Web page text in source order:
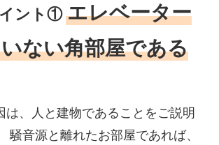
ント① エレベーター
ない角部屋である
は、人と建物であることをご説明
騒音源と離れたお部屋であれば、